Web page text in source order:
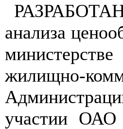
анализа
жилищно-
участии ОАО